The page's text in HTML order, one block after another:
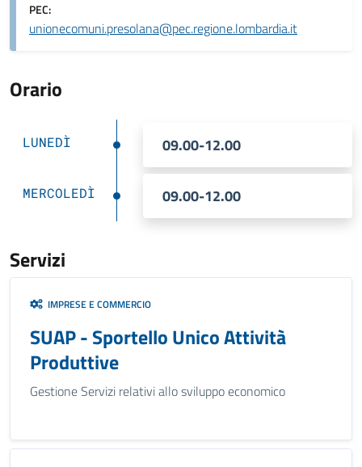
PEC:
unionecomuni.presolana@pec.regione.lombardia.it
Orario
LUNEDÌ 09.00-12.00
MERCOLEDÌ 09.00-12.00
Servizi
IMPRESE E COMMERCIO
SUAP - Sportello Unico Attività
Produttive
Gestione Servizi relativi allo sviluppo economico